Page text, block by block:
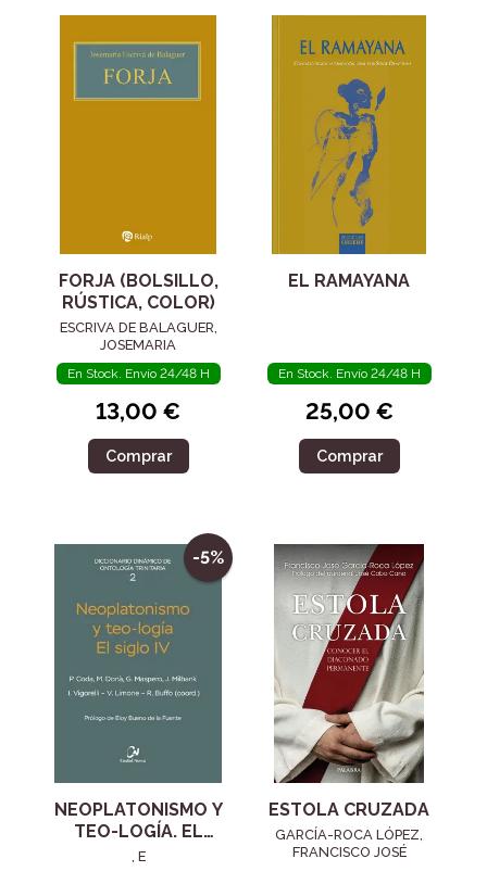
FORJA (BOLSILLO,
RÚSTICA, COLOR)
ESCRIVA DE BALAGUER,
JOSEMARIA
En Stock. Envío 24/48 H
13,00 €
Comprar
EL RAMAYANA
En Stock. Envío 24/48 H
25,00 €
Comprar
-5%
NEOPLATONISMO Y
TEO-LOGÍA. EL
SIGLO IV
, E
ESTOLA CRUZADA
GARCÍA-ROCA LÓPEZ,
FRANCISCO JOSÉ